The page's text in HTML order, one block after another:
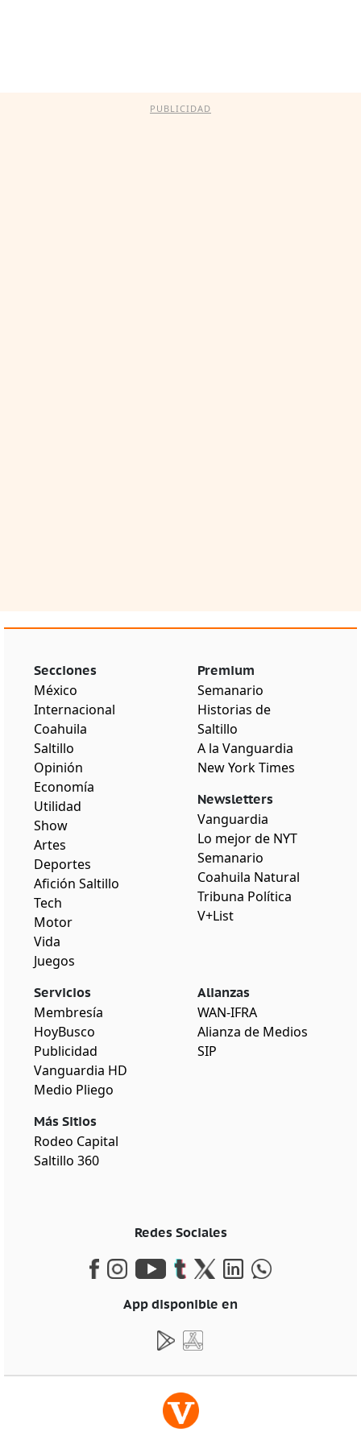
PUBLICIDAD
Secciones
México
Internacional
Coahuila
Saltillo
Opinión
Economía
Utilidad
Show
Artes
Deportes
Afición Saltillo
Tech
Motor
Vida
Juegos
Premium
Semanario
Historias de
Saltillo
A la Vanguardia
New York Times
Newsletters
Vanguardia
Lo mejor de NYT
Semanario
Coahuila Natural
Tribuna Política
V+List
Servicios
Membresía
HoyBusco
Publicidad
Vanguardia HD
Medio Pliego
Más Sitios
Rodeo Capital
Saltillo 360
Alianzas
WAN-IFRA
Alianza de Medios
SIP
Redes Sociales
App disponible en